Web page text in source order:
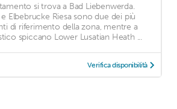
si trova a Bad Liebenwerda.
e Elbebrucke Riesa sono due dei più
di riferimento della zona, mentre a
spiccano Lower Lusatian Heath ...
Verifica disponibilità